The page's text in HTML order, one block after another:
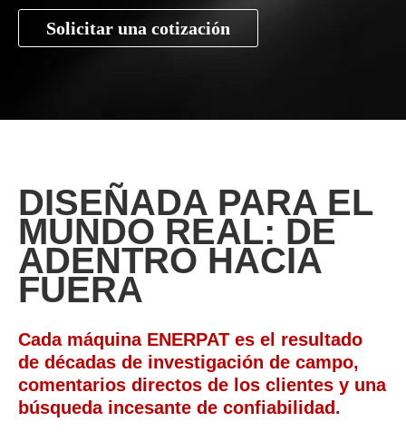
Solicitar una cotización
DISEÑADA PARA EL
MUNDO REAL: DE
ADENTRO HACIA
FUERA
Cada máquina ENERPAT es el resultado
de décadas de investigación de campo,
comentarios directos de los clientes y una
búsqueda incesante de confiabilidad.